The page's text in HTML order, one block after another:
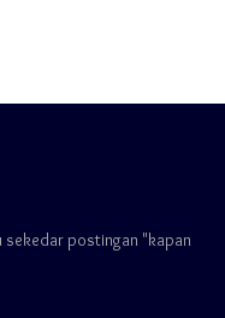
postingan "kapan